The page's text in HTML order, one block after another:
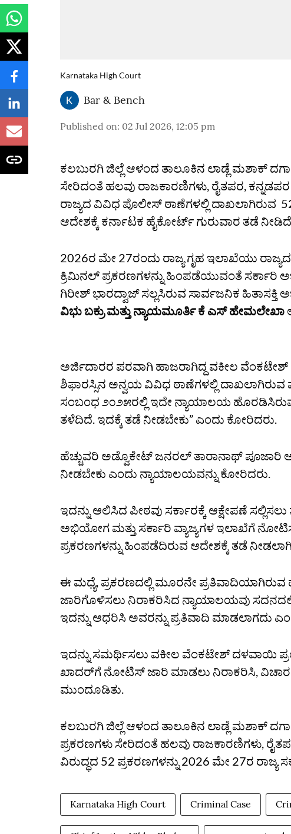
Karnataka High Court
Bar & Bench
Published on: 02 Jul 2026, 12:05 pm
ಕಲಬುರಗಿ ಜಿಲ್ಲೆ ಆಳಂದ ತಾಲೂಕಿನ ಲಾಡ್ಲೆ ಮಶಾಕ್
ಸೇರಿದಂತೆ ಹಲವು ರಾಜಕಾರಣಿಗಳು, ರೈತಪರ,
ರಾಜ್ಯದ ವಿವಿಧ ಪೊಲೀಸ್‌ ಠಾಣೆಗಳಲ್ಲಿ ದಾಖಲಾಗಿರುವ
ಆದೇಶಕ್ಕೆ ಕರ್ನಾಟಕ ಹೈಕೋರ್ಟ್‌ ಗುರುವಾರ ತಡೆ
2026ರ ಮೇ 27ರಂದು ರಾಜ್ಯ ಗೃಹ ಇಲಾಖೆಯು
ಕ್ರಿಮಿನಲ್‌ ಪ್ರಕರಣಗಳನ್ನು ಹಿಂಪಡೆಯುವಂತೆ ಸರ್ಕಾರಿ
ಗಿರೀಶ್‌ ಭಾರದ್ವಾಜ್‌ ಸಲ್ಲಸಿರುವ ಸಾರ್ವಜನಿಕ
ವಿಭು ಬಕ್ರು ಮತ್ತು ನ್ಯಾಯಮೂರ್ತಿ ಕೆ ಎಸ್‌ ಹೇಮಲೇಖಾ
ಅರ್ಜಿದಾರರ ಪರವಾಗಿ ಹಾಜರಾಗಿದ್ದ ವಕೀಲ
ಶಿಫಾರಸ್ಸಿನ ಅನ್ವಯ ವಿವಿಧ ಠಾಣೆಗಳಲ್ಲಿ ದಾಖಲಾಗಿರುವ
ಸಂಬಂಧ ೨೦೨೫ರಲ್ಲಿ ಇದೇ ನ್ಯಾಯಾಲಯ ಹೊರಡಿಸಿರುವ
ತಳೆದಿದೆ. ಇದಕ್ಕೆ ತಡೆ ನೀಡಬೇಕು” ಎಂದು ಕೋರಿದರು.
ಹೆಚ್ಚುವರಿ ಅಡ್ವೊಕೇಟ್‌ ಜನರಲ್‌ ತಾರಾನಾಥ್‌ ಪೂಜಾರಿ
ನೀಡಬೇಕು ಎಂದು ನ್ಯಾಯಾಲಯವನ್ನು ಕೋರಿದರು.
ಇದನ್ನು ಆಲಿಸಿದ ಪೀಠವು ಸರ್ಕಾರಕ್ಕೆ ಆಕ್ಷೇಪಣೆ
ಅಭಿಯೋಗ ಮತ್ತು ಸರ್ಕಾರಿ ವ್ಯಾಜ್ಯಗಳ ಇಲಾಖೆಗೆ
ಪ್ರಕರಣಗಳನ್ನು ಹಿಂಪಡೆದಿರುವ ಆದೇಶಕ್ಕೆ ತಡೆ
ಈ ಮಧ್ಯೆ, ಪ್ರಕರಣದಲ್ಲಿ ಮೂರನೇ
ಜಾರಿಗೊಳಿಸಲು ನಿರಾಕರಿಸಿದ ನ್ಯಾಯಾಲಯವು
ಇದನ್ನು ಆಧರಿಸಿ ಅವರನ್ನು ಪ್ರತಿವಾದಿ ಮಾಡಲಾಗದು
ಇದನ್ನು ಸಮರ್ಥಿಸಲು ವಕೀಲ ವೆಂಕಟೇಶ್‌ ದಳವಾಯಿ
ಖಾದರ್‌ಗೆ ನೋಟಿಸ್‌ ಜಾರಿ ಮಾಡಲು ನಿರಾಕರಿಸಿ,
ಮುಂದೂಡಿತು.
ಕಲಬುರಗಿ ಜಿಲ್ಲೆ ಆಳಂದ ತಾಲೂಕಿನ ಲಾಡ್ಲೆ ಮಶಾಕ್
ಪ್ರಕರಣಗಳು ಸೇರಿದಂತೆ ಹಲವು ರಾಜಕಾರಣಿಗಳು,
ವಿರುದ್ಧದ 52 ಪ್ರಕರಣಗಳನ್ನು 2026 ಮೇ 27ರ ರಾಜ್ಯ
Karnataka High Court Criminal Case